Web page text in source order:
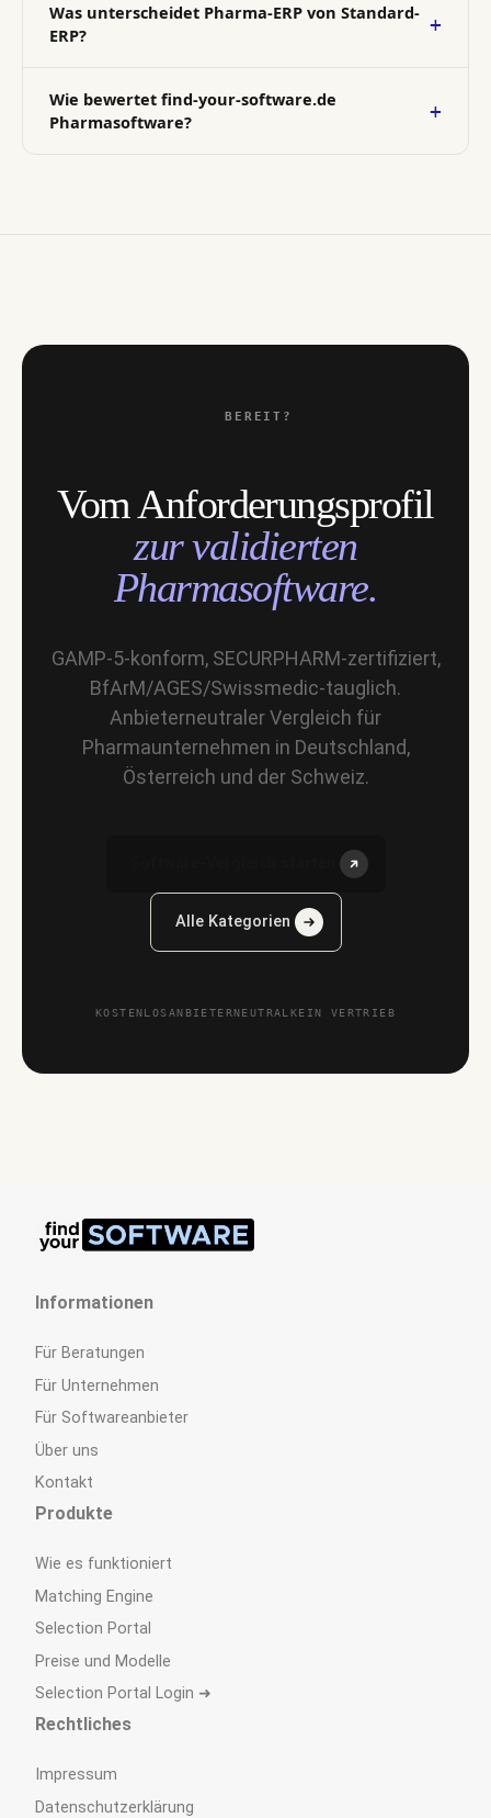
Was unterscheidet Pharma-ERP von Standard-
ERP?
Wie bewertet find-your-software.de
Pharmasoftware?
BEREIT?
Vom Anforderungsprofil
zur validierten
Pharmasoftware.
GAMP-5-konform, SECURPHARM-zertifiziert,
BfArM/AGES/Swissmedic-tauglich.
Anbieterneutraler Vergleich für
Pharmaunternehmen in Deutschland,
Österreich und der Schweiz.
Alle Kategorien
KOSTENLOS ANBIETERNEUTRAL KEIN VERTRIEB
Informationen
Für Beratungen
Für Unternehmen
Für Softwareanbieter
Über uns
Kontakt
Produkte
Wie es funktioniert
Matching Engine
Selection Portal
Preise und Modelle
Selection Portal Login ➜
Rechtliches
Impressum
Datenschutzerklärung